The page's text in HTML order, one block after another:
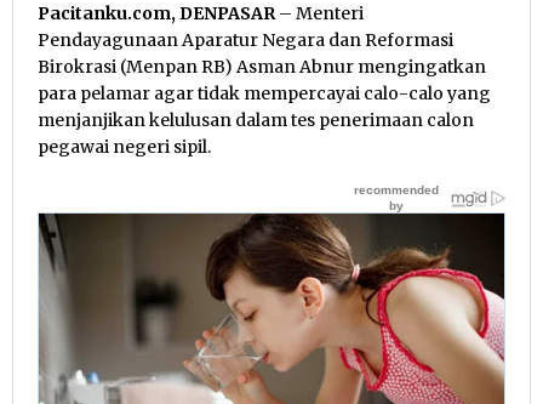
Pacitanku.com, DENPASAR – Menteri
Pendayagunaan Aparatur Negara dan Reformasi
Birokrasi (Menpan RB) Asman Abnur mengingatkan
para pelamar agar tidak mempercayai calo-calo yang
menjanjikan kelulusan dalam tes penerimaan calon
pegawai negeri sipil.